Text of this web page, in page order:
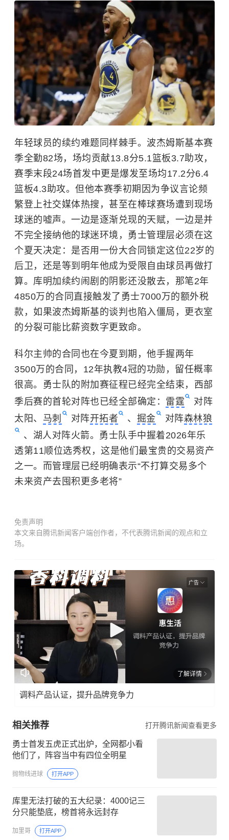
年轻球员的续约难题同样棘手。波杰姆斯基本赛
季全勤82场，场均贡献13.8分5.1篮板3.7助攻，
赛季末段24场首发中更是爆发至场均17.2分6.4
篮板4.3助攻。但他本赛季初期因为争议言论频
繁登上社交媒体热搜，甚至在棒球赛场遭到现场
球迷的嘘声。一边是逐渐兑现的天赋，一边是并
不完全接纳他的球迷环境，勇士管理层必须在这
个夏天决定：是否用一份大合同锁定这位22岁的
后卫，还是等到明年他成为受限自由球员再做打
算。库明加续约闹剧的阴影还没散去，那笔2年
4850万的合同直接触发了勇士7000万的额外税
款，如果波杰姆斯基的谈判也陷入僵局，更衣室
的分裂可能比薪资数字更致命。
科尔主帅的合同也在今夏到期，他手握两年
3500万的合同，12年执教4冠的功勋，留任概率
很高。勇士队的附加赛征程已经完全结束，西部
季后赛的首轮对阵也已经全部确定： 雷霆
对阵
太阳、 马刺 对阵开拓者 、 掘金 对阵森林狼
、湖人对阵火箭。勇士队手中握着2026年乐
透第11顺位选秀权，这是他们最宝贵的交易资产
之一。而管理层已经明确表示“不打算交易多个
未来资产去囤积更多老将”
免责声明
本文来自腾讯新闻客户端创作者，不代表腾讯新闻的观点和立
场。
广告
了解详情
调料产品认证，提升品牌竞争力
相关推荐 打开腾讯新闻查看更多
勇士首发五虎正式出炉，全网都小看
他们了，阵容当中有四位全明星
抛物线进球 打开APP
库里无法打破的五大纪录：4000记三
分只能垫底，榜首将永远封存
加里哥 打开APP